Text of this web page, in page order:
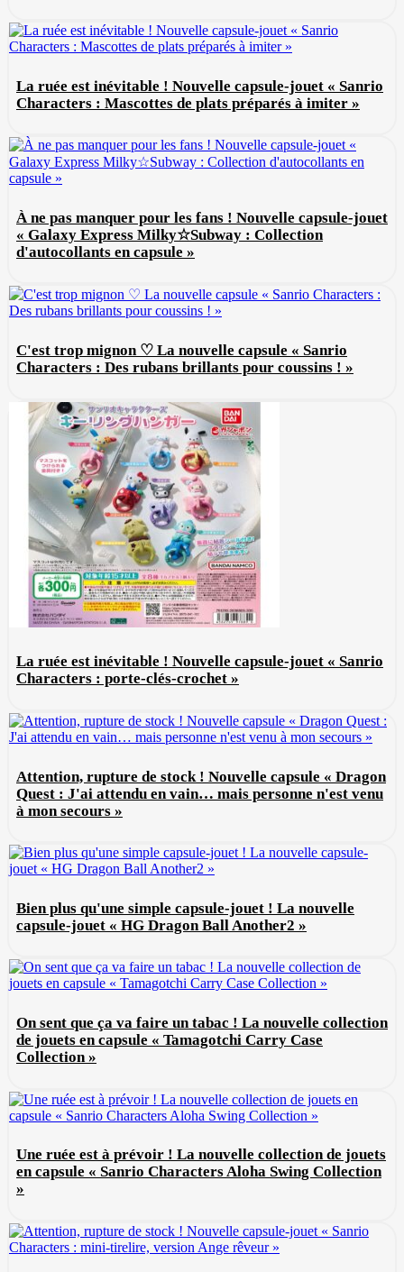
La ruée est inévitable ! Nouvelle capsule-jouet « Sanrio
Characters : Mascottes de plats préparés à imiter »
À ne pas manquer pour les fans ! Nouvelle capsule-jouet
« Galaxy Express Milky☆Subway : Collection
d'autocollants en capsule »
C'est trop mignon ♡ La nouvelle capsule « Sanrio
Characters : Des rubans brillants pour coussins ! »
La ruée est inévitable ! Nouvelle capsule-jouet « Sanrio
Characters : porte-clés-crochet »
Attention, rupture de stock ! Nouvelle capsule « Dragon
Quest : J'ai attendu en vain… mais personne n'est venu
à mon secours »
Bien plus qu'une simple capsule-jouet ! La nouvelle
capsule-jouet « HG Dragon Ball Another2 »
On sent que ça va faire un tabac ! La nouvelle collection
de jouets en capsule « Tamagotchi Carry Case
Collection »
Une ruée est à prévoir ! La nouvelle collection de jouets
en capsule « Sanrio Characters Aloha Swing Collection
»